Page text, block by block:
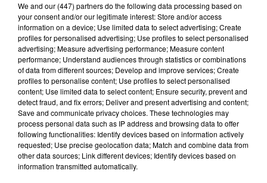
Lecture (1 min 13 sec)
100%
We and our (447) partnersdo the following data processing based on
your consent and/or our legitimate interest: Store and/or access
information on a device; Use limited data to select advertising; Create
profiles for personalised advertising; Use profiles to select personalised
advertising; Measure advertising performance; Measure content
performance; Understand audiences through statistics or combinations
of data from different sources; Develop and improve services; Create
profiles to personalise content; Use profiles to select personalised
content; Use limited data to select content; Ensure security, prevent and
detect fraud, and fix errors; Deliver and present advertising and content;
Save and communicate privacy choices. These technologies may
process personal data such as IP address and browsing data to offer
following functionalities: Identify devices based on information actively
requested; Use precise geolocation data; Match and combine data from
other data sources; Link different devices; Identify devices based on
information transmitted automatically.